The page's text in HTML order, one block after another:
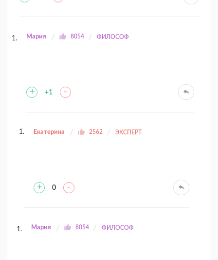
Мария 8054 ФИЛОСОФ
+ +1 -
Екатерина 2562 ЭКСПЕРТ
+ 0 -
Мария 8054 ФИЛОСОФ